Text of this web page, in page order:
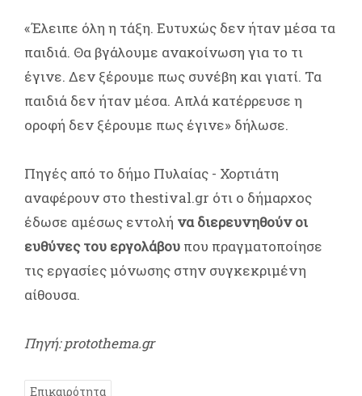
«Έλειπε όλη η τάξη. Ευτυχώς δεν ήταν μέσα τα
παιδιά. Θα βγάλουμε ανακοίνωση για το τι
έγινε. Δεν ξέρουμε πως συνέβη και γιατί. Τα
παιδιά δεν ήταν μέσα. Απλά κατέρρευσε η
οροφή δεν ξέρουμε πως έγινε» δήλωσε.
Πηγές από το δήμο Πυλαίας - Χορτιάτη
αναφέρουν στο thestival.gr ότι ο δήμαρχος
έδωσε αμέσως εντολή να διερευνηθούν οι
ευθύνες του εργολάβου που πραγματοποίησε
τις εργασίες μόνωσης στην συγκεκριμένη
αίθουσα.
Πηγή: protothema.gr
Επικαιρότητα